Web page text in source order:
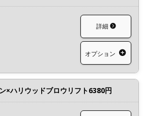
詳細
オプション
×ハリウッドブロウリフト6380円